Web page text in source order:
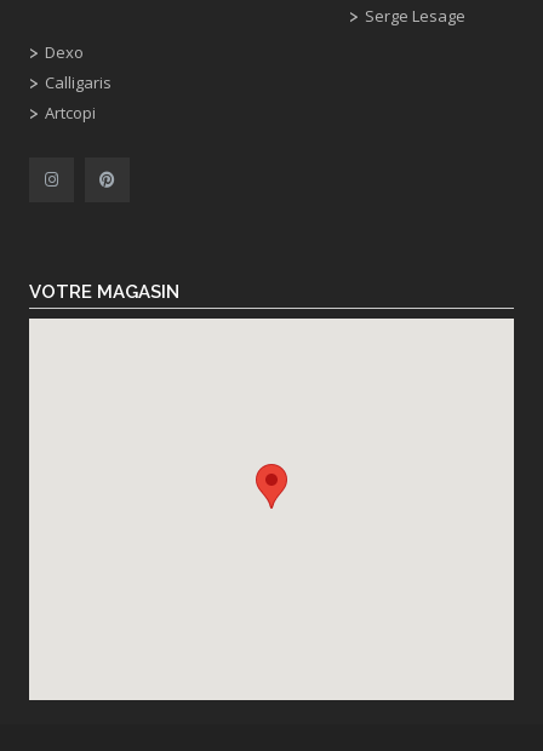
Dexo
Calligaris
Artcopi
Serge Lesage
VOTRE MAGASIN